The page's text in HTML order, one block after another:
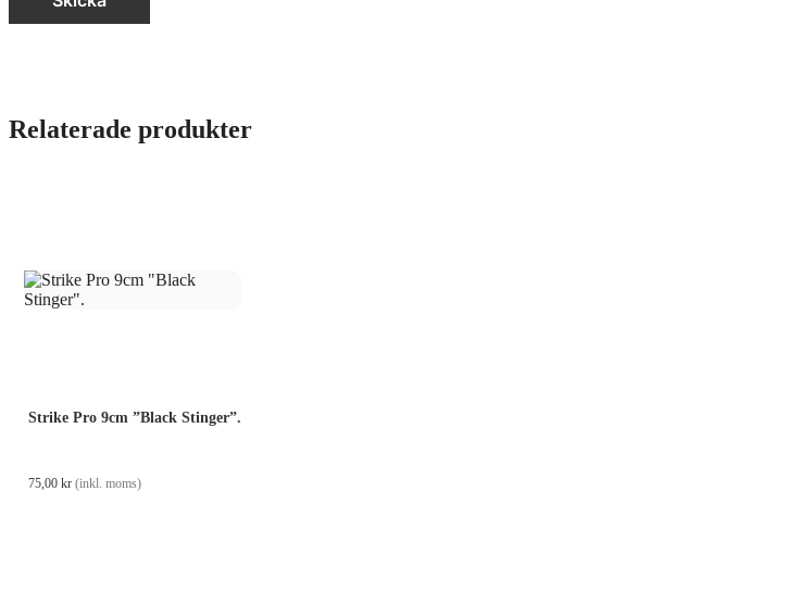
Relaterade produkter
Strike Pro 9cm ”Black Stinger”.
75,00 kr (inkl. moms)